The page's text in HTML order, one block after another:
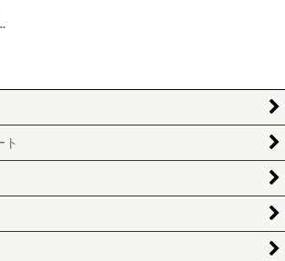
米酒 野良 6BY 1800ml
ト